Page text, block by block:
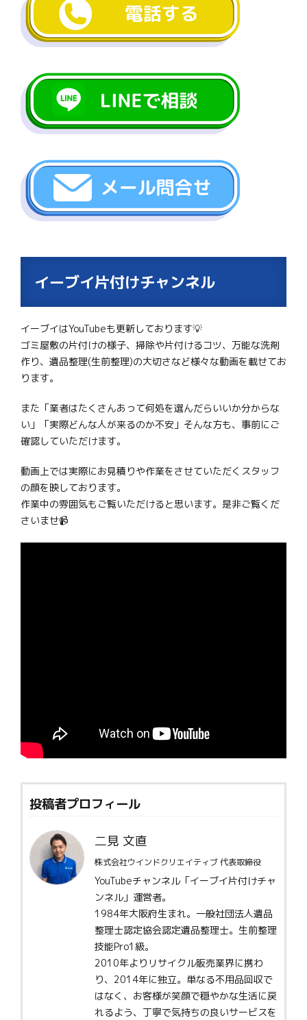
イーブイ片付けチャンネル
イーブイはYouTubeも更新しております💡
ゴミ屋敷の片付けの様子、掃除や片付けるコツ、万能な洗剤
作り、遺品整理(生前整理)の大切さなど様々な動画を載せてお
ります。
また「業者はたくさんあって何処を選んだらいいか分からな
い」「実際どんな人が来るのか不安」そんな方も、事前にご
確認していただけます。
動画上では実際にお見積りや作業をさせていただくスタッフ
の顔を映しております。
作業中の雰囲気もご覧いただけると思います。是非ご覧くだ
さいませ📹
投稿者プロフィール
二見 文直
株式会社ウインドクリエイティブ 代表取締役
YouTubeチャンネル「イーブイ片付けチャ
ンネル」運営者。
1984年大阪府生まれ。一般社団法人遺品
整理士認定協会認定遺品整理士。生前整理
技能Pro1級。
2010年よりリサイクル販売業界に携わ
り、2014年に独立。単なる不用品回収で
はなく、お客様が笑顔で穏やかな生活に戻
れるよう、丁寧で気持ちの良いサービスを